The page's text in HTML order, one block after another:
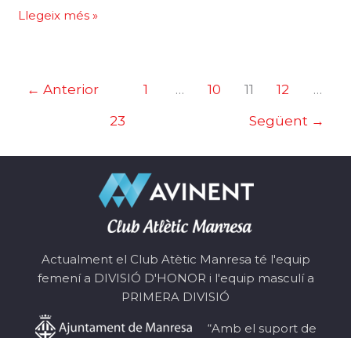
La
Llegeix més »
← Anterior 1 … 10 11 12
…
23
Següent →
Actualment el Club Atètic Manresa té l'equip
femení a DIVISIÓ D'HONOR i l'equip masculí a
PRIMERA DIVISIÓ
“Amb el suport de